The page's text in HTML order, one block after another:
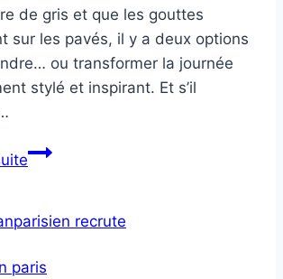
de gris et que les gouttes
sur les pavés, il y a deux options
ou transformer la journée
stylé et inspirant. Et s’il
Le
en
paris